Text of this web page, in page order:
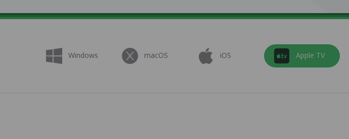
Windows macOS iOS Apple TV